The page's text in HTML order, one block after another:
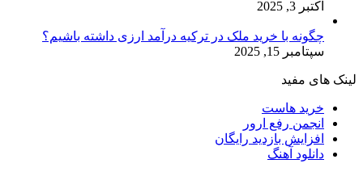
اکتبر 3, 2025
چگونه با خرید ملک در ترکیه درآمد ارزی داشته باشیم؟
سپتامبر 15, 2025
لینک های مفید
خرید هاست
انجمن رفع ارور
افزایش بازدید رایگان
دانلود آهنگ